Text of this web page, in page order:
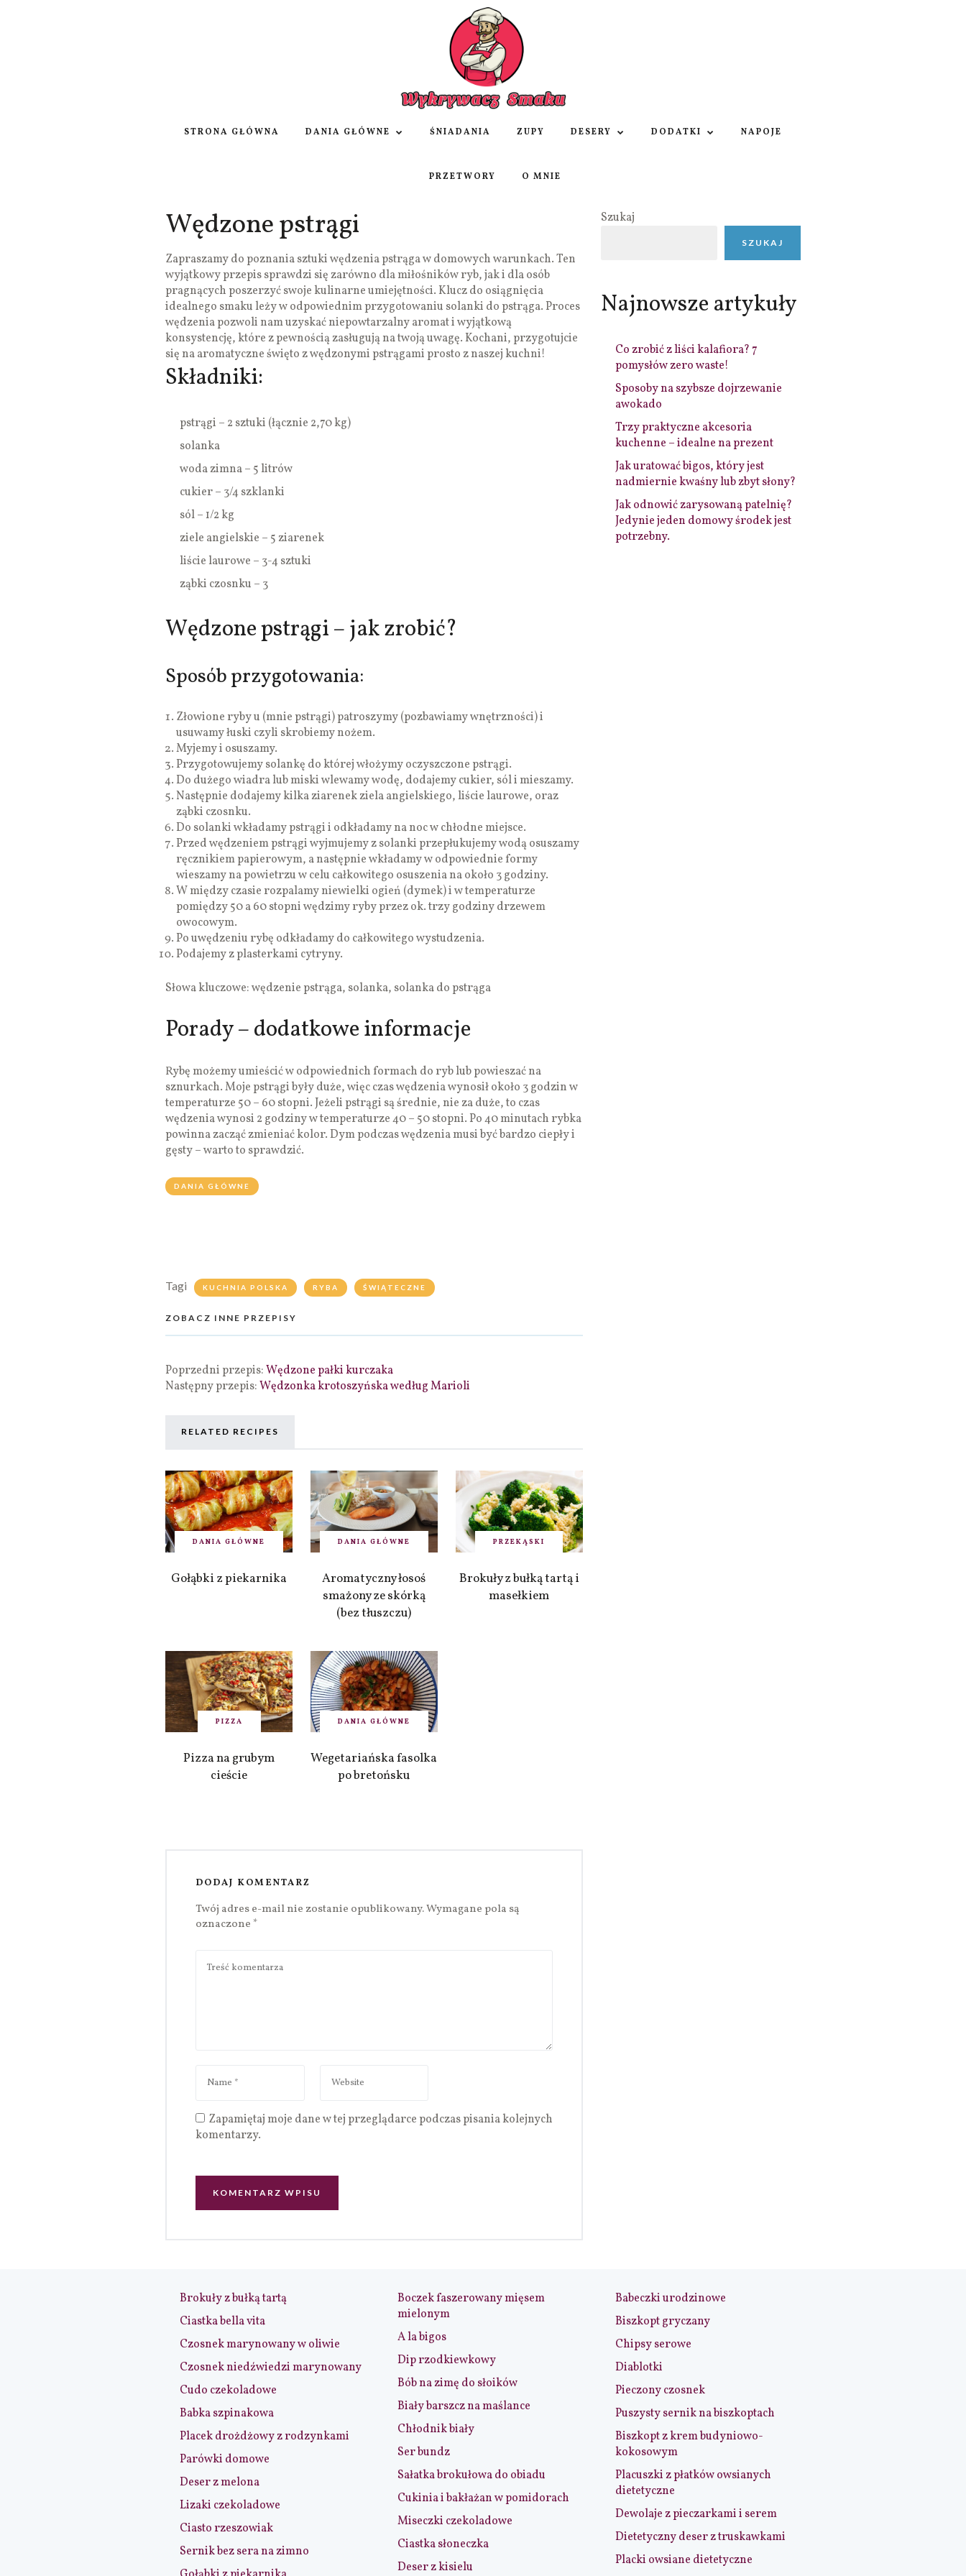
STRONA GŁÓWNA DANIA GŁÓWNE ŚNIADANIA ZUPY DESERY DODATKI NAPOJE
PRZETWORY O MNIE
Wędzone pstrągi
Zapraszamy do poznania sztuki wędzenia pstrąga w domowych warunkach. Ten
wyjątkowy przepis sprawdzi się zarówno dla miłośników ryb, jak i dla osób
pragnących poszerzyć swoje kulinarne umiejętności. Klucz do osiągnięcia
idealnego smaku leży w odpowiednim przygotowaniu solanki do pstrąga. Proces
wędzenia pozwoli nam uzyskać niepowtarzalny aromat i wyjątkową
konsystencję, które z pewnością zasługują na twoją uwagę. Kochani, przygotujcie
się na aromatyczne święto z wędzonymi pstrągami prosto z naszej kuchni!
Składniki:
pstrągi – 2 sztuki (łącznie 2,70 kg)
solanka
woda zimna – 5 litrów
cukier – 3/4 szklanki
sól – 1/2 kg
ziele angielskie – 5 ziarenek
liście laurowe – 3-4 sztuki
ząbki czosnku – 3
Wędzone pstrągi – jak zrobić?
Sposób przygotowania:
Złowione ryby u (mnie pstrągi) patroszymy (pozbawiamy wnętrzności) i
usuwamy łuski czyli skrobiemy nożem.
Myjemy i osuszamy.
Przygotowujemy solankę do której włożymy oczyszczone pstrągi.
Do dużego wiadra lub miski wlewamy wodę, dodajemy cukier, sól i mieszamy.
Następnie dodajemy kilka ziarenek ziela angielskiego, liście laurowe, oraz
ząbki czosnku.
Do solanki wkładamy pstrągi i odkładamy na noc w chłodne miejsce.
Przed wędzeniem pstrągi wyjmujemy z solanki przepłukujemy wodą osuszamy
ręcznikiem papierowym, a następnie wkładamy w odpowiednie formy
wieszamy na powietrzu w celu całkowitego osuszenia na około 3 godziny.
W między czasie rozpalamy niewielki ogień (dymek) i w temperaturze
pomiędzy 50 a 60 stopni wędzimy ryby przez ok. trzy godziny drzewem
owocowym.
Po uwędzeniu rybę odkładamy do całkowitego wystudzenia.
Podajemy z plasterkami cytryny.
Słowa kluczowe: wędzenie pstrąga, solanka, solanka do pstrąga
Porady – dodatkowe informacje
Rybę możemy umieścić w odpowiednich formach do ryb lub powieszać na
sznurkach. Moje pstrągi były duże, więc czas wędzenia wynosił około 3 godzin w
temperaturze 50 – 60 stopni. Jeżeli pstrągi są średnie, nie za duże, to czas
wędzenia wynosi 2 godziny w temperaturze 40 – 50 stopni. Po 40 minutach rybka
powinna zacząć zmieniać kolor. Dym podczas wędzenia musi być bardzo ciepły i
gęsty – warto to sprawdzić.
DANIA GŁÓWNE
Tagi KUCHNIA POLSKA RYBA ŚWIĄTECZNE
ZOBACZ INNE PRZEPISY
Poprzedni przepis:Wędzone pałki kurczaka
Następny przepis:Wędzonka krotoszyńska według Marioli
RELATED RECIPES
DANIA GŁÓWNE
Gołąbki z piekarnika
DANIA GŁÓWNE
Aromatyczny łosoś
smażony ze skórką
(bez tłuszczu)
PRZEKĄSKI
Brokuły z bułką tartą i
masełkiem
PIZZA
Pizza na grubym
cieście
DANIA GŁÓWNE
Wegetariańska fasolka
po bretońsku
DODAJ KOMENTARZ
Twój adres e-mail nie zostanie opublikowany.Wymagane pola są
oznaczone *
Zapamiętaj moje dane w tej przeglądarce podczas pisania kolejnych
komentarzy.
Szukaj
SZUKAJ
Najnowsze artykuły
Co zrobić z liści kalafiora? 7
pomysłów zero waste!
Sposoby na szybsze dojrzewanie
awokado
Trzy praktyczne akcesoria
kuchenne – idealne na prezent
Jak uratować bigos, który jest
nadmiernie kwaśny lub zbyt słony?
Jak odnowić zarysowaną patelnię?
Jedynie jeden domowy środek jest
potrzebny.
Brokuły z bułką tartą
Ciastka bella vita
Czosnek marynowany w oliwie
Czosnek niedźwiedzi marynowany
Cudo czekoladowe
Babka szpinakowa
Placek drożdżowy z rodzynkami
Parówki domowe
Deser z melona
Lizaki czekoladowe
Ciasto rzeszowiak
Sernik bez sera na zimno
Boczek faszerowany mięsem
mielonym
A la bigos
Dip rzodkiewkowy
Bób na zimę do słoików
Biały barszcz na maślance
Chłodnik biały
Ser bundz
Sałatka brokułowa do obiadu
Cukinia i bakłażan w pomidorach
Miseczki czekoladowe
Ciastka słoneczka
Deser z kisielu
Babeczki urodzinowe
Biszkopt gryczany
Chipsy serowe
Diablotki
Pieczony czosnek
Puszysty sernik na biszkoptach
Biszkopt z krem budyniowo-
kokosowym
Placuszki z płatków owsianych
dietetyczne
Dewolaje z pieczarkami i serem
Dietetyczny deser z truskawkami
Placki owsiane dietetyczne